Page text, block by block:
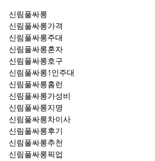
신림풀싸롱
신림풀싸롱가격
신림풀싸롱주대
신림풀싸롱혼자
신림풀싸롱호구
신림풀싸롱1인주대
신림풀싸롱홈런
신림풀싸롱가성비
신림풀싸롱지명
신림풀싸롱차이사
신림풀싸롱후기
신림풀싸롱추천